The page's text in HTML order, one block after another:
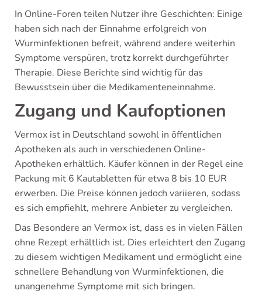
In Online-Foren teilen Nutzer ihre Geschichten: Einige
haben sich nach der Einnahme erfolgreich von
Wurminfektionen befreit, während andere weiterhin
Symptome verspüren, trotz korrekt durchgeführter
Therapie. Diese Berichte sind wichtig für das
Bewusstsein über die Medikamenteneinnahme.
Zugang und Kaufoptionen
Vermox ist in Deutschland sowohl in öffentlichen
Apotheken als auch in verschiedenen Online-
Apotheken erhältlich. Käufer können in der Regel eine
Packung mit 6 Kautabletten für etwa 8 bis 10 EUR
erwerben. Die Preise können jedoch variieren, sodass
es sich empfiehlt, mehrere Anbieter zu vergleichen.
Das Besondere an Vermox ist, dass es in vielen Fällen
ohne Rezept erhältlich ist. Dies erleichtert den Zugang
zu diesem wichtigen Medikament und ermöglicht eine
schnellere Behandlung von Wurminfektionen, die
unangenehme Symptome mit sich bringen.